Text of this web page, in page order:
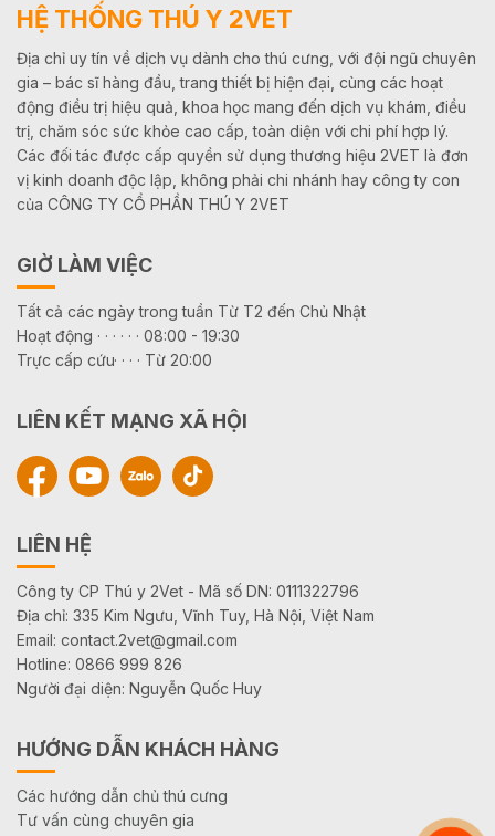
HỆ THỐNG THÚ Y 2VET
Địa chỉ uy tín về dịch vụ dành cho thú cưng, với đội ngũ chuyên
gia – bác sĩ hàng đầu, trang thiết bị hiện đại, cùng các hoạt
động điều trị hiệu quả, khoa học mang đến dịch vụ khám, điều
trị, chăm sóc sức khỏe cao cấp, toàn diện với chi phí hợp lý.
Các đối tác được cấp quyền sử dụng thương hiệu 2VET là đơn
vị kinh doanh độc lập, không phải chi nhánh hay công ty con
của CÔNG TY CỔ PHẦN THÚ Y 2VET
GIỜ LÀM VIỆC
Tất cả các ngày trong tuần Từ T2 đến Chủ Nhật
Hoạt động · · · · · · 08:00 - 19:30
Trực cấp cứu· · · · Từ 20:00
LIÊN KẾT MẠNG XÃ HỘI
LIÊN HỆ
Công ty CP Thú y 2Vet - Mã số DN: 0111322796
Địa chỉ: 335 Kim Ngưu, Vĩnh Tuy, Hà Nội, Việt Nam
Email: contact.2vet@gmail.com
Hotline: 0866 999 826
Người đại diện: Nguyễn Quốc Huy
HƯỚNG DẪN KHÁCH HÀNG
Các hướng dẫn chủ thú cưng
Tư vấn cùng chuyên gia